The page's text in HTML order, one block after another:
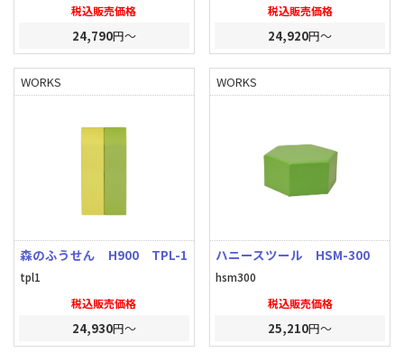
税込販売価格
24,790円～
税込販売価格
24,920円～
WORKS
森のふうせん H900 TPL-1
tpl1
税込販売価格
24,930円～
WORKS
ハニースツール HSM-300
hsm300
税込販売価格
25,210円～